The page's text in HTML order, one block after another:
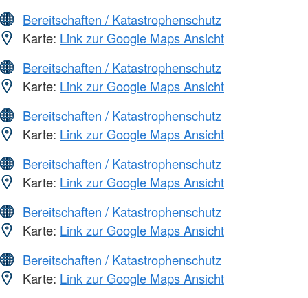
Bereitschaften / Katastrophenschutz
Karte: Link zur Google Maps Ansicht
Bereitschaften / Katastrophenschutz
Karte: Link zur Google Maps Ansicht
Bereitschaften / Katastrophenschutz
Karte: Link zur Google Maps Ansicht
Bereitschaften / Katastrophenschutz
Karte: Link zur Google Maps Ansicht
Bereitschaften / Katastrophenschutz
Karte: Link zur Google Maps Ansicht
Bereitschaften / Katastrophenschutz
Karte: Link zur Google Maps Ansicht